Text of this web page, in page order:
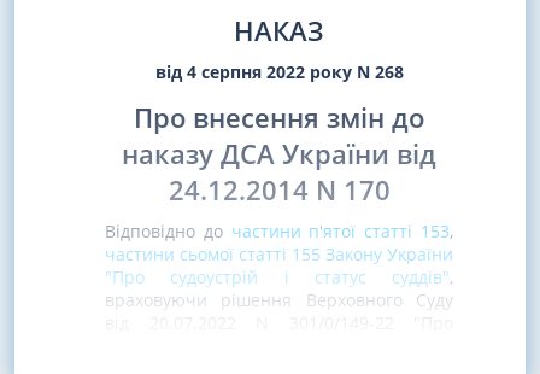
НАКАЗ
від 4 серпня 2022 року N 268
Про внесення змін до
наказу ДСА України від
24.12.2014 N 170
Відповідно до частини п'ятої статті 153,
частини сьомої статті 155 Закону України
"Про судоустрій і статус суддів",
враховуючи рішення Верховного Суду